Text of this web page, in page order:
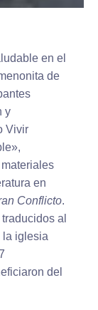
en el
de
y
Vivir
en
Conflicto.
al
la iglesia
del